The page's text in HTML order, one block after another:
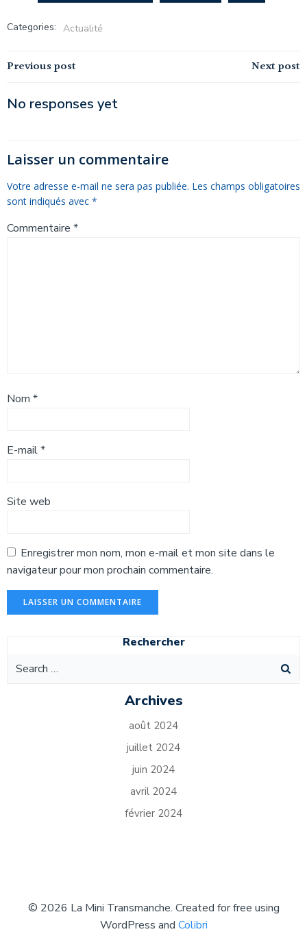
Categories: Actualité
Post
navigation
Previous post Next post
No responses yet
Laisser un commentaire
Votre adresse e-mail ne sera pas publiée. Les champs obligatoires
sont indiqués avec *
Commentaire *
Nom *
E-mail*
Site web
Enregistrer mon nom, mon e-mail et mon site dans le
navigateur pour mon prochain commentaire.
Rechercher
Search
Archives
août 2024
juillet 2024
juin 2024
avril 2024
février 2024
© 2026 La Mini Transmanche. Created for free using
WordPress and Colibri